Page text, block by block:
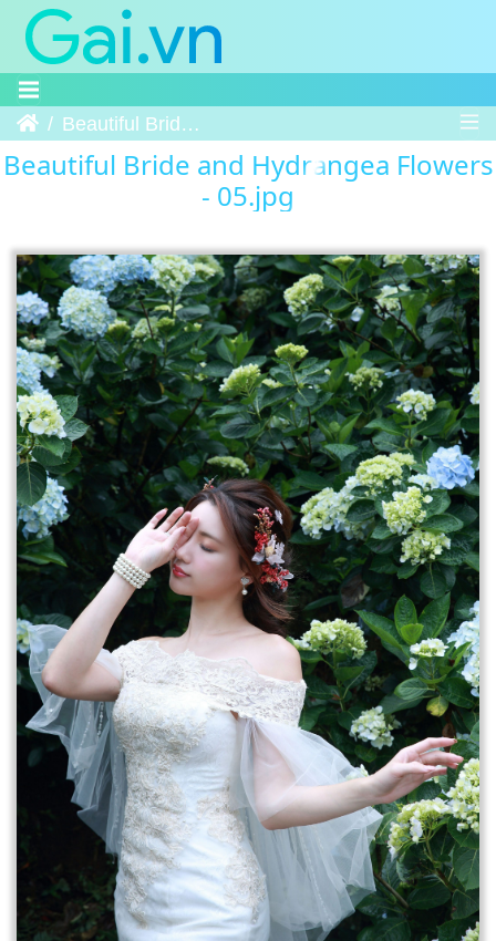
Trang chủBeautiful Bride and Hydrangea Flowers - 05
Beautiful Bride and Hydrangea Flowers
- 05.jpg